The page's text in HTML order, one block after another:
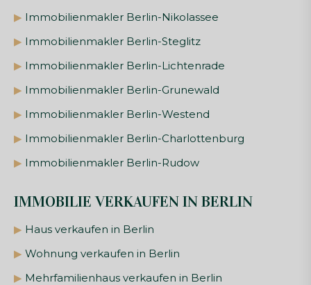
▶ Immobilienmakler Berlin-Nikolassee
▶ Immobilienmakler Berlin-Steglitz
▶ Immobilienmakler Berlin-Lichtenrade
▶ Immobilienmakler Berlin-Grunewald
▶ Immobilienmakler Berlin-Westend
▶ Immobilienmakler Berlin-Charlottenburg
▶ Immobilienmakler Berlin-Rudow
IMMOBILIE VERKAUFEN IN BERLIN
▶ Haus verkaufen in Berlin
▶ Wohnung verkaufen in Berlin
▶ Mehrfamilienhaus verkaufen in Berlin